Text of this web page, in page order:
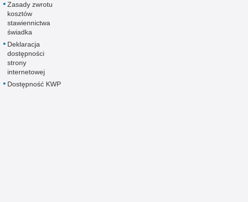
Zasady zwrotu
kosztów
stawiennictwa
świadka
Deklaracja
dostępności
strony
internetowej
Dostępność KWP